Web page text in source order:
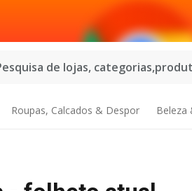
de lojas,
Roupas, Calcados & Despor Beleza